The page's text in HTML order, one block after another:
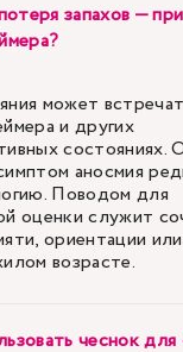
запахов —
может
и других
состояниях.
аносмия
Поводом для
оценки служит
ориентации
возрасте.
чеснок для